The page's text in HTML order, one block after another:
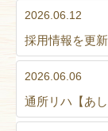
2026.06.12
採用情報を更新
2026.06.06
通所リハ【あ